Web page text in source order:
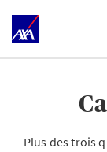
Plus des trois